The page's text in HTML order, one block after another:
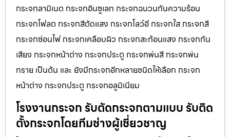
กระจกลามิเนต กระจกอินซูเลท กระจกฉนวนกันความร้อน
กระจกโฟลต กระจกสีตัดแสง กระจกโลว์อี กระจกใส กระจกสี
กระจกซ่อนไฟ กระจกเคลือบผิว กระจกสะท้อนแสง กระจกกัน
เสียง กระจกหน้าต่าง กระจกประตู กระจกพ่นสี กระจกพ่น
ทราย เป็นต้น และ ยังมีกระจกอีกหลายชนิดให้เลือก กระจก
หน้าต่าง กระจกประตู กระจกอลูมิเนียม
โรงงานกระจก รับตัดกระจกตามแบบ รับติด
ตั้งกระจกโดยทีมช่างผู้เชี่ยวชาญ